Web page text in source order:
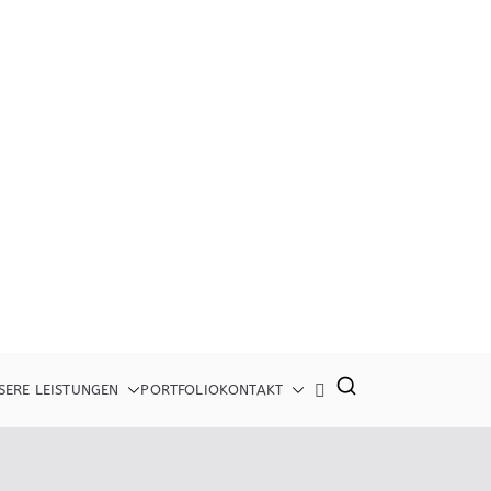
LEISTUNGEN PORTFOLIOKONTAKT